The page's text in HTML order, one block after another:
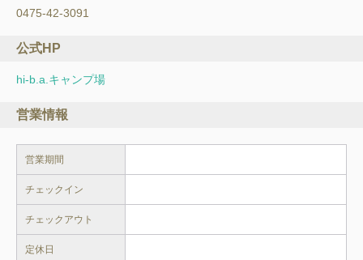
0475-42-3091
公式HP
hi-b.a.キャンプ場
営業情報
営業期間
チェックイン
チェックアウト
定休日